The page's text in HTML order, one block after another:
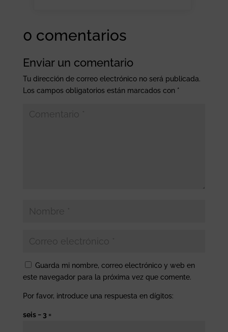
0 comentarios
Enviar un comentario
Tu dirección de correo electrónico no será publicada.
Los campos obligatorios están marcados con *
Guarda mi nombre, correo electrónico y web en
este navegador para la próxima vez que comente.
Por favor, introduce una respuesta en dígitos:
seis − 3 =